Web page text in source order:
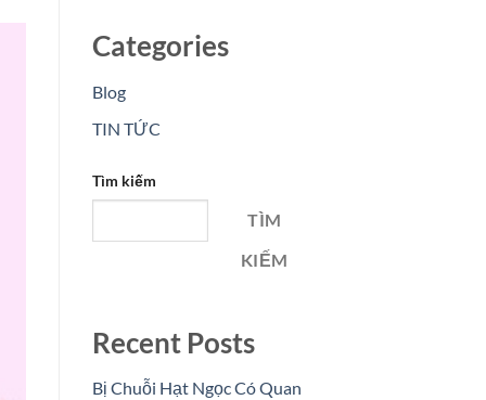
Categories
Blog
TIN TỨC
Tìm kiếm
TÌM
KIẾM
Recent Posts
Bị Chuỗi Hạt Ngọc Có Quan